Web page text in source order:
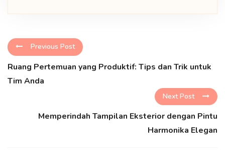
Previous Post
Ruang Pertemuan yang Produktif: Tips dan Trik untuk
Tim Anda
Next Post
Memperindah Tampilan Eksterior dengan Pintu
Harmonika Elegan